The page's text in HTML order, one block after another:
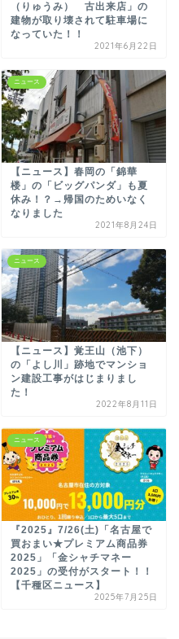
（りゅうみ） 古出来店」の
建物が取り壊されて駐車場に
なっていた！！
2021年6月22日
ニュース
【ニュース】春岡の「錦華
楼」の「ビッグパンダ」も夏
休み！？→帰国のためいなく
なりました
2021年8月24日
ニュース
【ニュース】覚王山（池下）
の「よし川」跡地でマンショ
ン建設工事がはじまりまし
た！
2022年8月11日
ニュース
『2025』7/26(土)「名古屋で
買おまい★プレミアム商品券
2025」「金シャチマネー
2025」の受付がスタート！！
【千種区ニュース】
2025年7月25日